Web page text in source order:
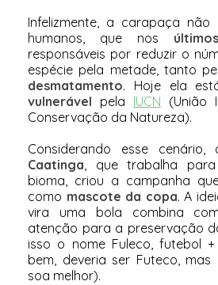
Infelizmente, a carapaça
humanos, que nos
responsáveis por reduzir o
espécie pela metade, tanto
desmatamento. Hoje ela
vulnerável pela IUCN (União
Conservação da Natureza).
Considerando esse cenário,
Caatinga, que trabalha
bioma, criou a campanha
como mascote da copa. A
vira uma bola combina
atenção para a preservação
isso o nome Fuleco, futebol
bem, deveria ser Futeco,
soa melhor).